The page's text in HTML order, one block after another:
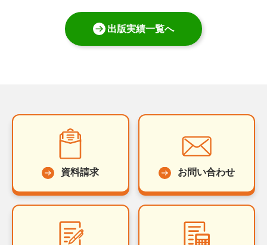
出版実績一覧へ
資料請求 お問い合わせ